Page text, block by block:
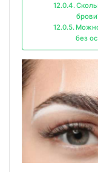
без